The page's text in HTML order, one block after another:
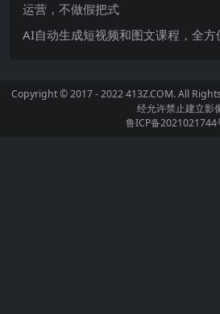
运营，不做假把式
AI自动生成短视频和图文课程，全方
Copyright © 2017 - 2022 413Z.COM. All
经允许禁止建立影
鲁ICP备2021021744